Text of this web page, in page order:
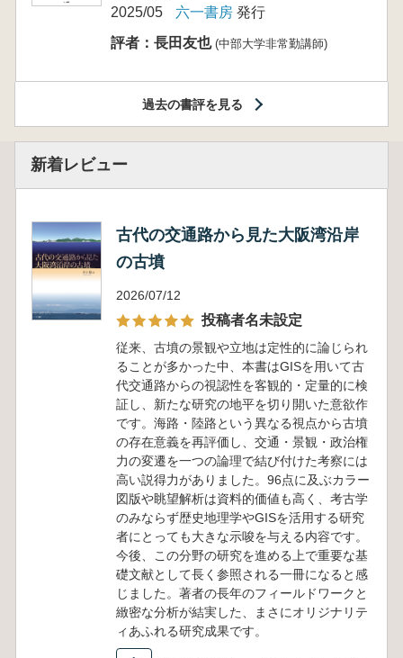
2025/05
六一書房 発行
評者：長田友也 (中部大学非常勤講師)
過去の書評を見る
新着レビュー
古代の交通路から見た大阪湾沿岸
の古墳
2026/07/12
投稿者名未設定
従来、古墳の景観や立地は定性的に論じられ
ることが多かった中、本書はGISを用いて古
代交通路からの視認性を客観的・定量的に検
証し、新たな研究の地平を切り開いた意欲作
です。海路・陸路という異なる視点から古墳
の存在意義を再評価し、交通・景観・政治権
力の変遷を一つの論理で結び付けた考察には
高い説得力がありました。96点に及ぶカラー
図版や眺望解析は資料的価値も高く、考古学
のみならず歴史地理学やGISを活用する研究
者にとっても大きな示唆を与える内容です。
今後、この分野の研究を進める上で重要な基
礎文献として長く参照される一冊になると感
じました。著者の長年のフィールドワークと
緻密な分析が結実した、まさにオリジナリテ
ィあふれる研究成果です。